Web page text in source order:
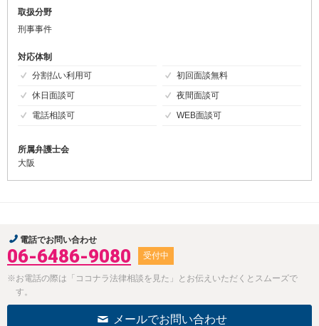
取扱分野
刑事事件
対応体制
分割払い利用可
初回面談無料
休日面談可
夜間面談可
電話相談可
WEB面談可
所属弁護士会
大阪
電話でお問い合わせ
06-6486-9080 受付中
※お電話の際は「ココナラ法律相談を見た」とお伝えいただくとスムーズで
す。
メールでお問い合わせ